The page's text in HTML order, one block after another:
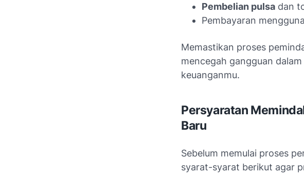
Pembelian pulsa dan
Pembayaran
Memastikan proses
mencegah gangguan
keuanganmu.
Persyaratan
Baru
Sebelum memulai proses
syarat-syarat berikut agar